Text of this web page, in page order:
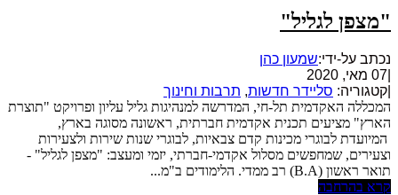
"מצפן לגליל"
נכתב על-ידי:שמעון כהן
07 מאי, 2020
קטגוריה: סליידר חדשות, תרבות וחינוך
המכללה האקדמית תל-חי, המדרשה למנהיגות גליל עליון ופרויקט "תוצרת
הארץ" מציעים תכנית אקדמית חברתית, ראשונה מסוגה בארץ,
המיועדת לבוגרי מכינות קדם צבאיות, לבוגרי שנות שירות ולצעירות
וצעירים, שמחפשים מסלול אקדמי-חברתי, יזמי ומעצב: "מצפן לגליל" -
תואר ראשון (B.A) רב ממדי. הלימודים ב"מ...
קרא בהרחבה